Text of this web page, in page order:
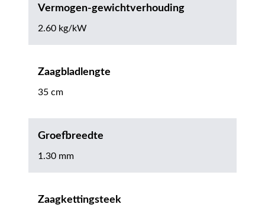
Vermogen-gewichtverhouding
2.60 kg/kW
Zaagbladlengte
35 cm
Groefbreedte
1.30 mm
Zaagkettingsteek